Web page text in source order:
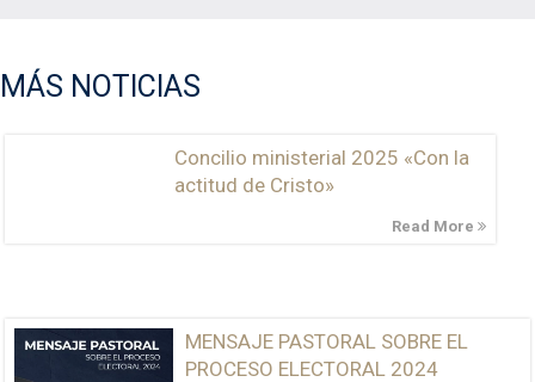
MÁS NOTICIAS
Concilio ministerial 2025 «Con la
actitud de Cristo»
Read More
MENSAJE PASTORAL SOBRE EL
PROCESO ELECTORAL 2024